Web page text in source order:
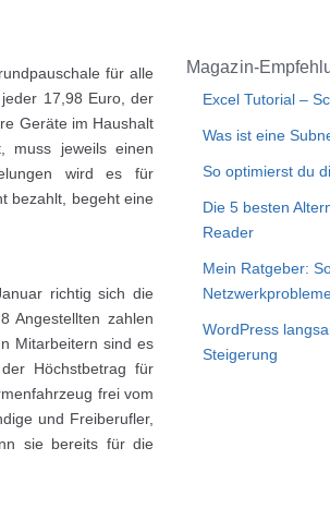
für alle
17,98 Euro, der
Geräte im Haushalt
muss jeweils einen
wird es für
bezahlt, begeht eine
richtig sich die
Angestellten zahlen
Mitarbeitern sind es
Höchstbetrag für
frei vom
und Freiberufler,
sie bereits für die
Magazin-
Excel Tutorial –
Was ist eine
So optimierst du
Die 5 besten
Reader
Mein Ratgeber:
WordPress
Steigerung